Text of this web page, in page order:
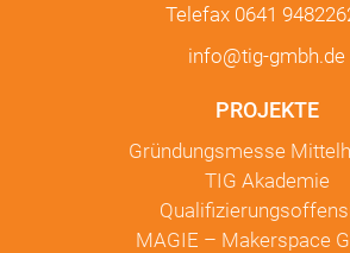
Telefax 0641
info@tig-gmbh.de
PROJEKTE
Gründungsmesse
TIG Akademie
MAGIE – Makerspace